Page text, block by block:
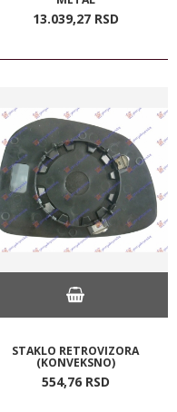
13.039,27 RSD
STAKLO RETROVIZORA
(KONVEKSNO)
554,76 RSD